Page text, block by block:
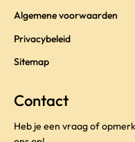
Algemene voorwaarden
Privacybeleid
Sitemap
Contact
Heb je een vraag of